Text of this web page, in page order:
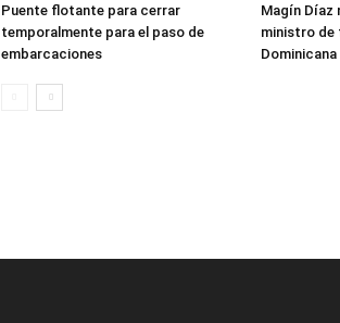
Puente flotante para cerrar
temporalmente para el paso de
embarcaciones
Magín Díaz
ministro de
Dominicana